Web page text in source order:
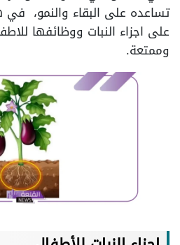
تساعده على البقاء والنمو،
على اجزاء النبات ووظائفها
وممتعة.